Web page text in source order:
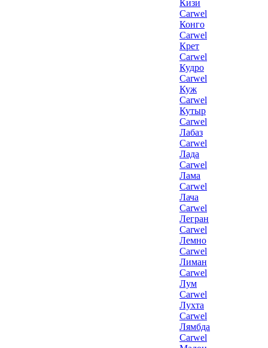
Кизи
Carwel
Конго
Carwel
Крет
Carwel
Кудро
Carwel
Куж
Carwel
Кутыр
Carwel
Лабаз
Carwel
Лада
Carwel
Лама
Carwel
Лача
Carwel
Легран
Carwel
Лемно
Carwel
Лиман
Carwel
Лум
Carwel
Лухта
Carwel
Лямбда
Carwel